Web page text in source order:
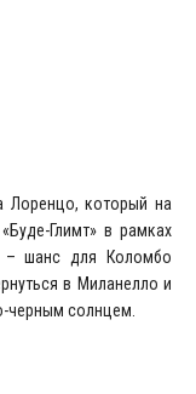
Лоренцо, который на
Глимт» в рамках
– шанс для Коломбо
в Миланелло и
черным солнцем.